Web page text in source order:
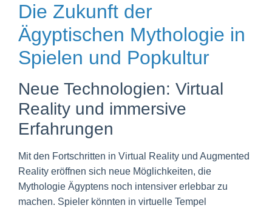
Die Zukunft der
Ägyptischen Mythologie in
Spielen und Popkultur
Neue Technologien: Virtual
Reality und immersive
Erfahrungen
Mit den Fortschritten in Virtual Reality und Augmented
Reality eröffnen sich neue Möglichkeiten, die
Mythologie Ägyptens noch intensiver erlebbar zu
machen. Spieler könnten in virtuelle Tempel